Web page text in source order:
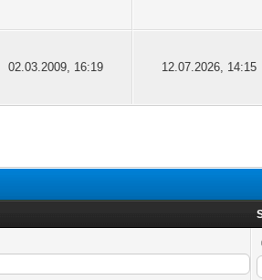
02.03.2009, 16:19 12.07.2026, 14:15